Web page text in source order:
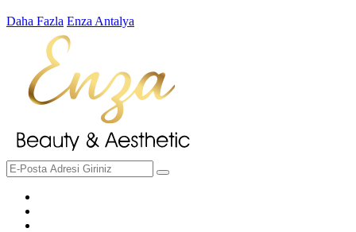
Daha Fazla Enza Antalya